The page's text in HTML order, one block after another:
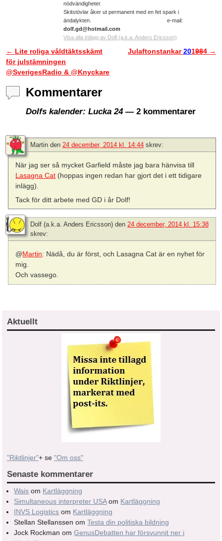
nödvändigheter.
Skitstövlar åker ut permanent med en fet spark i
ändalykten. e-mail:
dolf.gd@hotmail.com
Visa alla inlägg av Dolf (a.k.a. Anders Ericsson)
Inläggsnavigering
← Lite roliga våldtäktsskämt
för julstämningen
@SverigesRadio & @Knyckare
Julaftonstankar201984 →
Kommentarer
Dolfs kalender: Lucka 24 — 2 kommentarer
Martin den 24 december, 2014 kl. 14:44 skrev:
När jag ser så mycket Garfield måste jag bara hänvisa till
Lasagna Cat (hoppas ingen redan har gjort det i ett tidigare
inlägg).
Tack för ditt arbete med GD i år Dolf!
Dolf (a.k.a. Anders Ericsson) den 24 december, 2014 kl. 15:38
skrev:
@Martin: Nädå, du är först, och Lasagna Cat är en nyhet för
mig.
Och vassego.
Aktuellt
"Riktlinjer"+ se "Om oss"
Senaste kommentarer
Wais om Kartläggning
Simultaneous interpreter USAom Kartläggning
INVS Logistics om Kartläggning
Stellan Stellanssen omTesta din politiska bildning
Jock Rockman omGenusDebatten har försvunnit ner i